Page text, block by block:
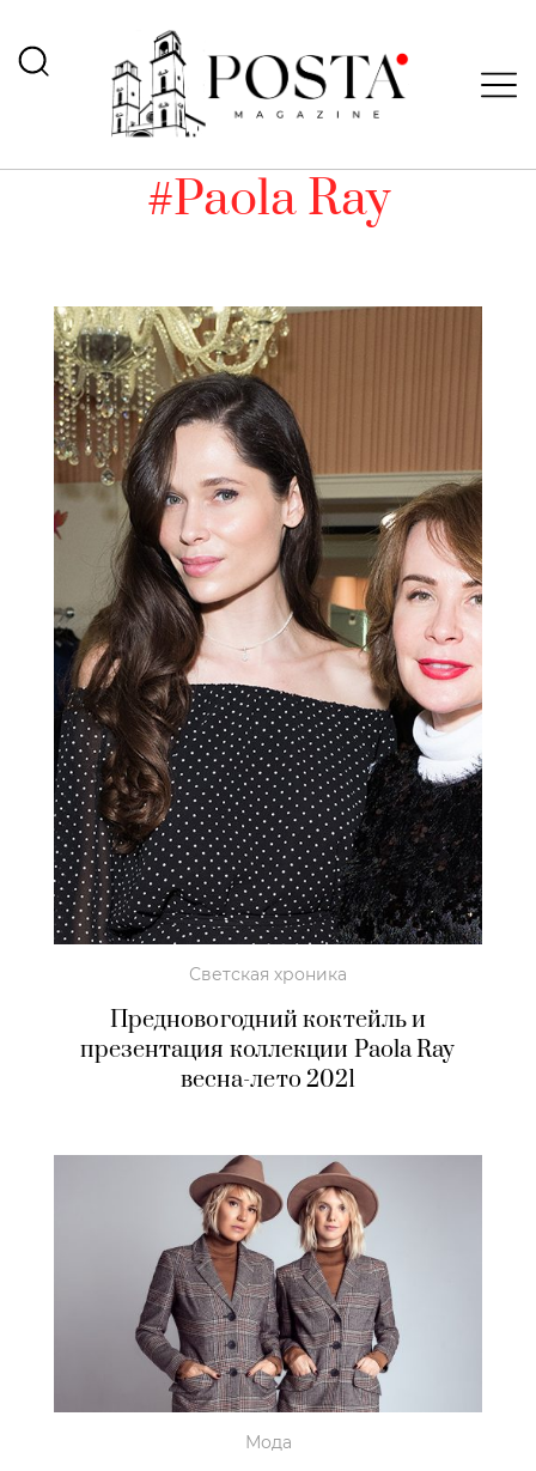
#Paola Ray
Светская хроника
Предновогодний коктейль и
презентация коллекции Paola Ray
весна-лето 2021
Мода